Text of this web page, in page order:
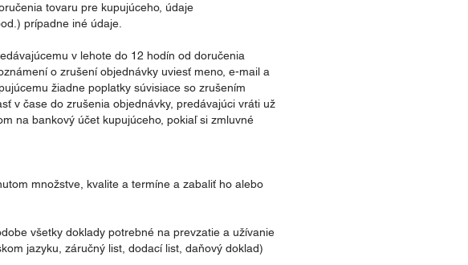
tovaru pre kupujúceho, údaje
prípadne iné údaje.
v lehote do 12 hodín od doručenia
o zrušení objednávky uviesť meno, e-mail a
žiadne poplatky súvisiace so zrušením
v čase do zrušenia objednávky, predávajúci vráti už
na bankový účet kupujúceho, pokiaľ si zmluvné
množstve, kvalite a termíne a zabaliť ho alebo
všetky doklady potrebné na prevzatie a užívanie
jazyku, záručný list, dodací list, daňový doklad)